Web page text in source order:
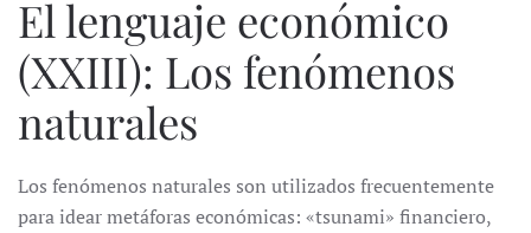
El lenguaje económico
(XXIII): Los fenómenos
naturales
Los fenómenos naturales son utilizados frecuentemente
para idear metáforas económicas: «tsunami» financiero,